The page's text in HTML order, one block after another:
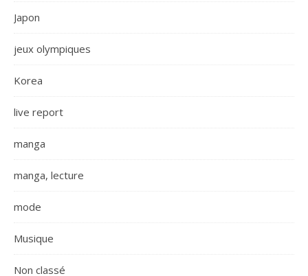
Japon
jeux olympiques
Korea
live report
manga
manga, lecture
mode
Musique
Non classé